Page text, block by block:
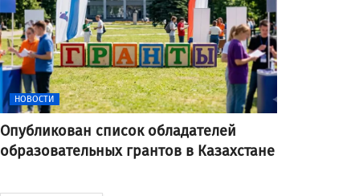
НОВОСТИ
Опубликован список обладателей
образовательных грантов в Казахстане